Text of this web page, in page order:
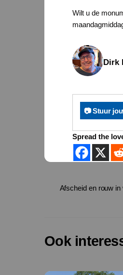
Wilt u de
Dirk
📷 Stuur
Spread the
Afscheid en rouw
Ook